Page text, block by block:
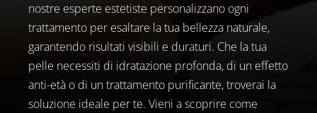
nostre esperte estetiste personalizzano ogni
trattamento per esaltare la tua bellezza naturale,
garantendo risultati visibili e duraturi. Che la tua
pelle necessiti di idratazione profonda, di un effetto
anti-età o di un trattamento purificante, troverai la
soluzione ideale per te. Vieni a scoprire come